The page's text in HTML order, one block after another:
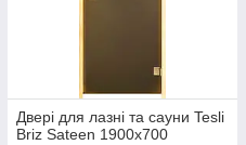
Двері для лазні та сауни Tesli
Briz Sateen 1900х700